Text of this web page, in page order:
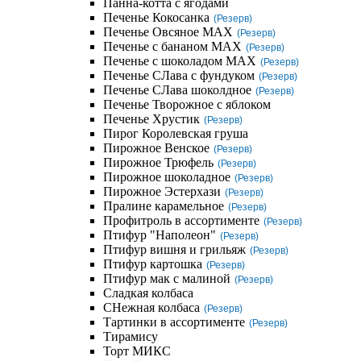
Панна-котта с ягодами
Печенье Кокосанка (Резерв)
Печенье Овсяное MAX (Резерв)
Печенье с бананом MAX (Резерв)
Печенье с шоколадом MAX (Резерв)
Печенье СЛава с фундуком (Резерв)
Печенье СЛава шоколдное (Резерв)
Печенье Творожное с яблоком
Печенье Хрустик (Резерв)
Пирог Королевская груша
Пирожное Венское (Резерв)
Пирожное Трюфель (Резерв)
Пирожное шоколадное (Резерв)
Пирожное Эстерхази (Резерв)
Пралине карамельное (Резерв)
Профитроль в ассортименте (Резерв)
Птифур "Наполеон" (Резерв)
Птифур вишня и грильяж (Резерв)
Птифур картошка (Резерв)
Птифур мак с малиной (Резерв)
Сладкая колбаса
СНежная колбаса (Резерв)
Тартинки в ассортименте (Резерв)
Тирамису
Торт МИКС